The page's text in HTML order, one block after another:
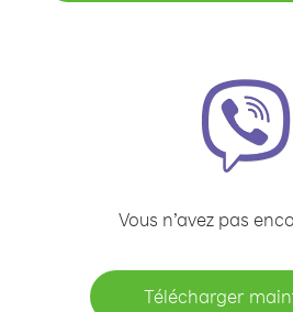
Vous n’avez pas
Télécharger